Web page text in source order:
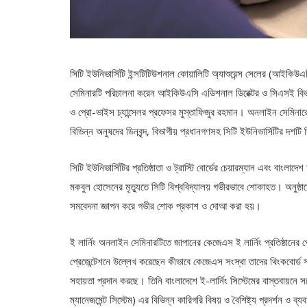
সিটি ইউনিভার্সিটি ইন্সটিটিউশনাল কোয়ালিটি অ্যাশুরেন্স সেলের
সেমিনারটি পরিচালনা করেন আইকিউএসি এডিশনাল ডিরেক্টর ও
ও প্রো-ভাইস চ্যান্সেলর প্রফেসর মুস্তাফিজুর রহমান। অনলাইন
বিভিন্ন অনুষদের ডিনবৃন্দ, বিভাগীয় প্রধানগণসহ সিটি ইউনিভার্সিটির
সিটি ইউনিভার্সিটির প্রতিষ্ঠাতা ও ট্রাস্টি বোর্ডের চেয়ারম্যান এবং
মকবুল হোসেনের মৃত্যুতে সিটি বিশ্ববিদ্যালয় গভীরভাবে শোকাহত।
সমবেদনা জ্ঞাপন করে গভীর শোক প্রকাশ ও দোআ করা হয়।
ই লার্নিং অনলাইন সেমিনারটিতে জাপানের কেজেএস ই লার্নিং
প্রেজেন্টেশনে উল্লেখ করেছেন কীভাবে কেজেএস সংস্থা তাদের
সহায়তা প্রদান করছে। তিনি বাংলাদেশে ই-লার্নিং সিস্টেমের
ম্যানেজমেন্ট সিস্টেম) এর বিভিন্ন কারিগরি বিষয় ও বৈশিষ্ট্য প্রদর্শন ও